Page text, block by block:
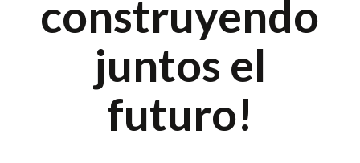
construyendo
juntos el
futuro!